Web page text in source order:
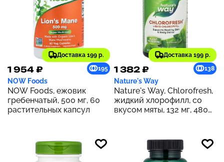
Доставка 199 р.
1 954 ₽ 195
NOW Foods
NOW Foods, ежовик
гребенчатый, 500 мг, 60
растительных капсул
Доставка 199 р.
1 382 ₽ 138
Nature's Way
Nature's Way, Chlorofresh,
жидкий хлорофилл, со
вкусом мяты, 132 мг, 480